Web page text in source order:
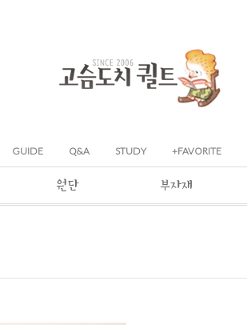
GUIDE Q&A STUDY +FAVORITE
원단 부자재